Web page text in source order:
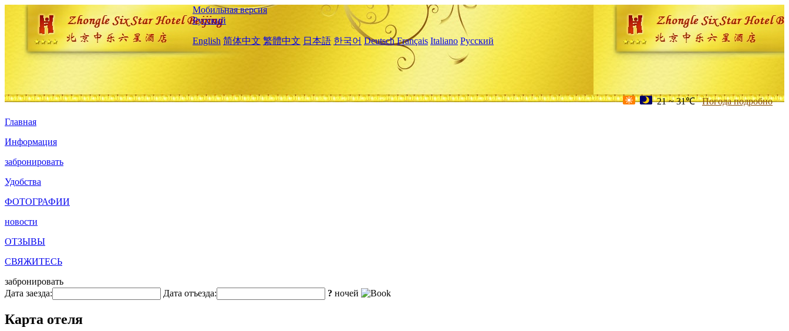
Мобильная версия
Русский
English 简体中文 繁體中文 日本語 한국어 Deutsch Français Italiano Русский
21 ~ 31℃ Погода подробно
Главная
Информация
забронировать
Удобства
ФОТОГРАФИИ
новости
ОТЗЫВЫ
СВЯЖИТЕСЬ
забронировать
Дата заезда:
Дата отъезда: ? ночей
Карта отеля